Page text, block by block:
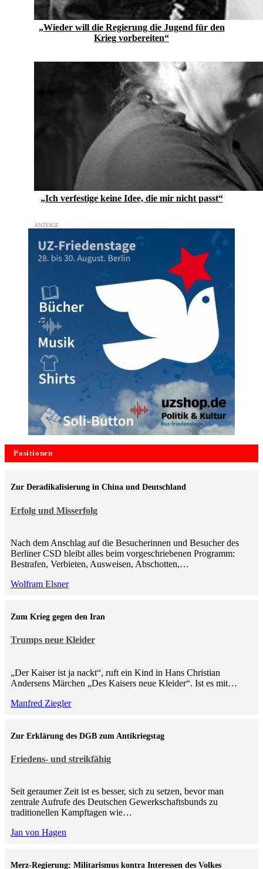
„Wieder will die Regierung die Jugend für den
Krieg vorbereiten“
„Ich verfestige keine Idee, die mir nicht passt“
Positionen
Erfolg und Misserfolg
Zur Deradikalisierung in China und Deutschland
Nach dem Anschlag auf die Besucherinnen und Besucher des
Berliner CSD bleibt alles beim vorgeschriebenen Programm:
Bestrafen, Verbieten, Ausweisen, Abschotten,…
Wolfram Elsner
Trumps neue Kleider
Zum Krieg gegen den Iran
„Der Kaiser ist ja nackt“, ruft ein Kind in Hans Christian
Andersens Märchen „Des Kaisers neue Kleider“. Ist es mit…
Manfred Ziegler
Friedens- und streikfähig
Zur Erklärung des DGB zum Antikriegstag
Seit geraumer Zeit ist es besser, sich zu setzen, bevor man
zentrale Aufrufe des Deutschen Gewerkschaftsbunds zu
traditionellen Kampftagen wie…
Jan von Hagen
Merz-Regierung: Militarismus kontra Inte­ressen des Volkes